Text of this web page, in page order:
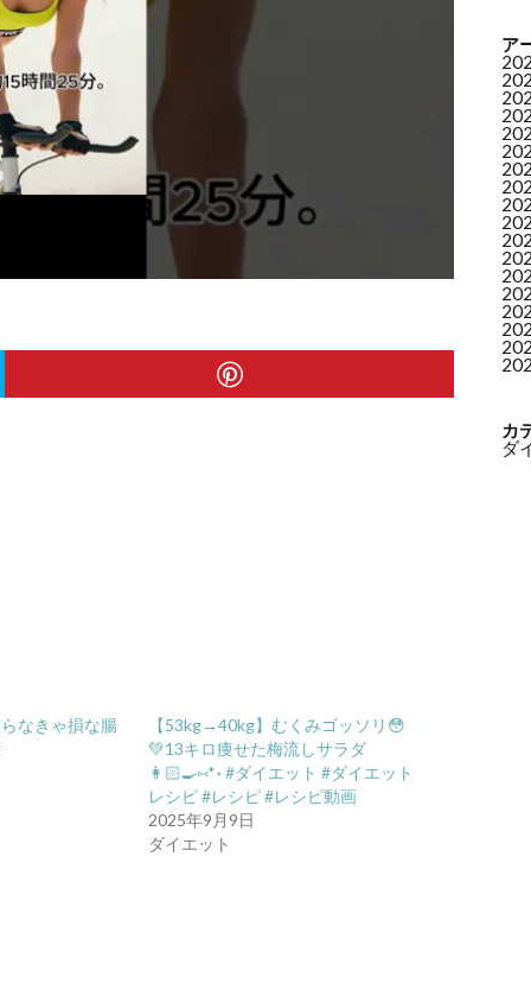
らなきゃ損な腸
【53kg→40kg】むくみゴッソリ😳
💚13キロ痩せた梅流しサラダ
👩🏻‍🍳⑅*॰ #ダイエット #ダイエット
レシピ #レシピ #レシピ動画
2025年9月9日
ダイエット
ア
カ
ダ